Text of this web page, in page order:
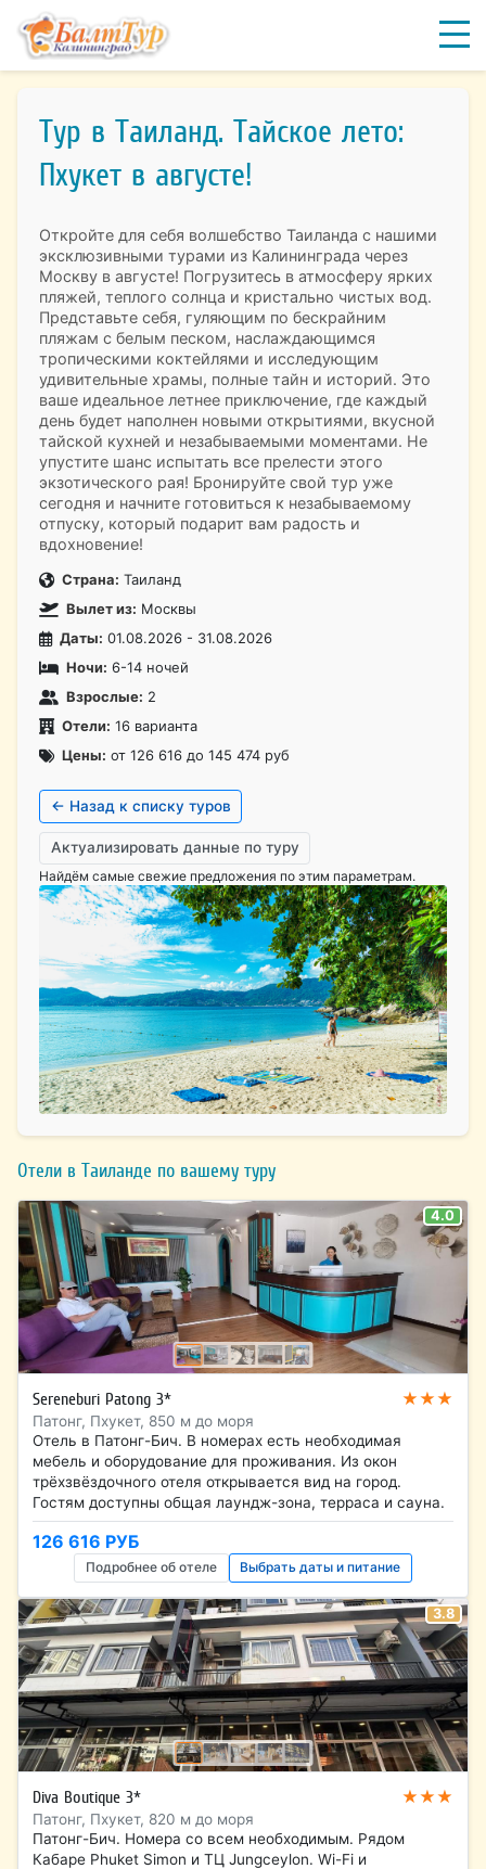
Тур в Таиланд. Тайское лето:
Пхукет в августе!
Откройте для себя волшебство Таиланда с нашими
эксклюзивными турами из Калининграда через
Москву в августе! Погрузитесь в атмосферу ярких
пляжей, теплого солнца и кристально чистых вод.
Представьте себя, гуляющим по бескрайним
пляжам с белым песком, наслаждающимся
тропическими коктейлями и исследующим
удивительные храмы, полные тайн и историй. Это
ваше идеальное летнее приключение, где каждый
день будет наполнен новыми открытиями, вкусной
тайской кухней и незабываемыми моментами. Не
упустите шанс испытать все прелести этого
экзотического рая! Бронируйте свой тур уже
сегодня и начните готовиться к незабываемому
отпуску, который подарит вам радость и
вдохновение!
Страна: Таиланд
Вылет из: Москвы
Даты: 01.08.2026 - 31.08.2026
Ночи: 6-14 ночей
Взрослые: 2
Отели: 16 варианта
Цены: от 126 616 до 145 474 руб
← Назад к списку туров
Актуализировать данные по туру
Найдём самые свежие предложения по этим параметрам.
Отели в Таиланде по вашему туру
4.0
Sereneburi Patong 3* ★★★
Патонг, Пхукет, 850 м до моря
Отель в Патонг-Бич. В номерах есть необходимая
мебель и оборудование для проживания. Из окон
трёхзвёздочного отеля открывается вид на город.
Гостям доступны общая лаундж-зона, терраса и сауна.
126 616 РУБ
Подробнее об отеле Выбрать даты и питание
3.8
Diva Boutique 3* ★★★
Патонг, Пхукет, 820 м до моря
Патонг-Бич. Номера со всем необходимым. Рядом
Кабаре Phuket Simon и ТЦ Jungceylon. Wi-Fi и